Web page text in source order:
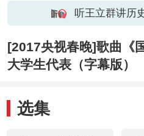
听王立群讲历
[2017央视春晚]歌曲《
大学生代表（字幕版）
选集